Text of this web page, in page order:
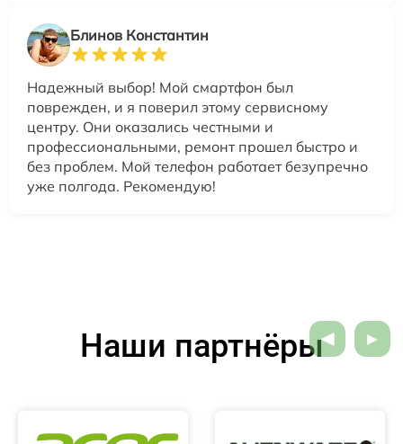
Блинов Константин
Надежный выбор! Мой смартфон был
поврежден, и я поверил этому сервисному
центру. Они оказались честными и
профессиональными, ремонт прошел быстро и
без проблем. Мой телефон работает безупречно
уже полгода. Рекомендую!
Наши партнёры